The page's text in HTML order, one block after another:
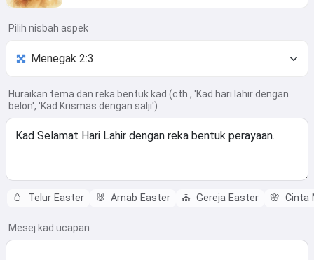
Pilih nisbah aspek
Huraikan tema dan reka bentuk kad (cth., 'Kad hari lahir dengan
belon', 'Kad Krismas dengan salji')
🥚 Telur Easter 🐰 Arnab Easter ⛪ Gereja Easter 🌸 Cinta
Mesej kad ucapan